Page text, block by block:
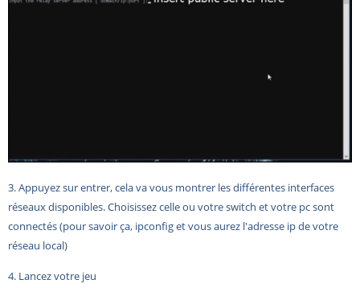
3. Appuyez sur entrer, cela va vous montrer les différentes interfaces
réseaux disponibles. Choisissez celle ou votre switch et votre pc sont
connectés (pour savoir ça, ipconfig et vous aurez l'adresse ip de votre
réseau local)
4. Lancez votre jeu